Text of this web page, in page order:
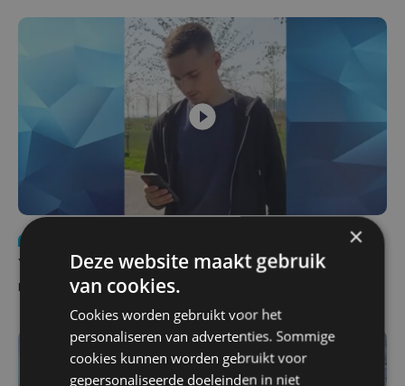
Yaro (19), slachtoffer van vechtpartij, is na
maandenlange coma overleden
×
Deze website maakt gebruik
van cookies.
Cookies worden gebruikt voor het
personaliseren van advertenties. Sommige
cookies kunnen worden gebruikt voor
gepersonaliseerde doeleinden in niet